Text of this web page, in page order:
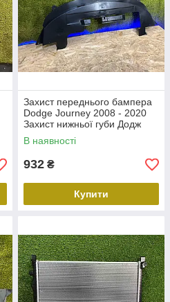
Захист переднього бампера
Dodge Journey 2008 - 2020
Захист нижньої губи Додж
Джорні Fiat Freemont
В наявності
932 ₴
Купити